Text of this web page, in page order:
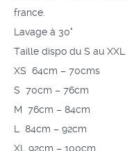
france.
Lavage à 30°
Taille dispo du S au XXL
XS 64cm – 70cms
S 70cm – 76cm
M 76cm – 84cm
L 84cm – 92cm
XL 92cm – 100cm